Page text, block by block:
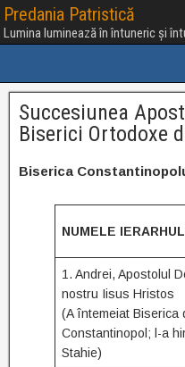
Predania Patristică
Lumina luminează în întuneric și
Succesiunea
Biserici Ortodoxe
Biserica
NUMELE
1. Andrei, Apostolul
nostru Iisus Hristos
(A întemeiat Biserica
Constantinopol; l-a
Stahie)